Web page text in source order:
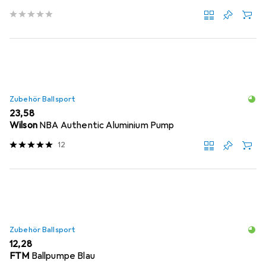
Zubehör Ballsport
EUR
23,58
Wilson NBA Authentic Aluminium Pump
12
Zubehör Ballsport
EUR
12,28
FTM Ballpumpe Blau